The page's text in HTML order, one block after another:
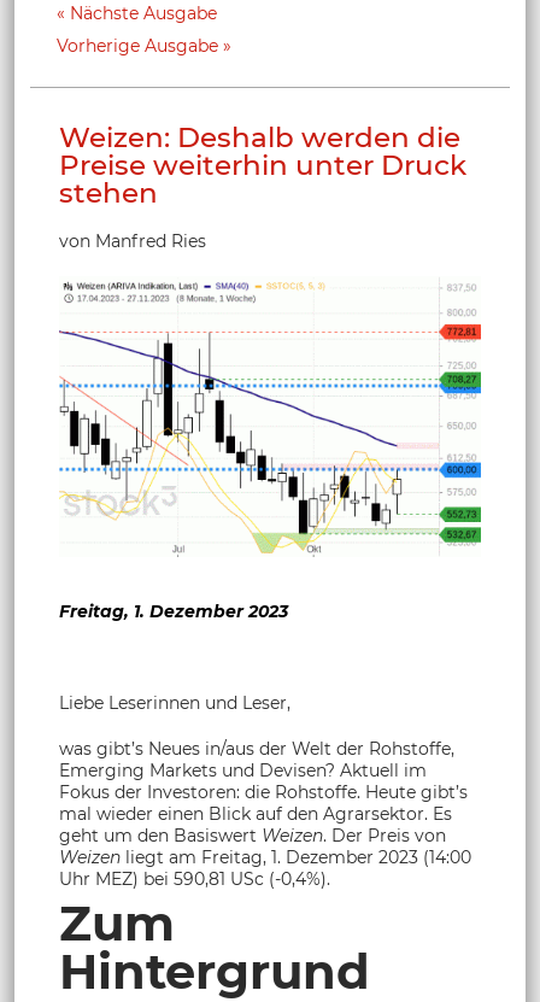
Nächste Ausgabe
Vorherige Ausgabe
Weizen: Deshalb werden die
Preise weiterhin unter Druck
stehen
von Manfred Ries
Freitag, 1. Dezember 2023
Liebe Leserinnen und Leser,
was gibt’s Neues in/aus der Welt der Rohstoffe,
Emerging Markets und Devisen? Aktuell im
Fokus der Investoren: die Rohstoffe. Heute gibt’s
mal wieder einen Blick auf den Agrarsektor. Es
geht um den Basiswert Weizen. Der Preis von
Weizen liegt am Freitag, 1. Dezember 2023 (14:00
Uhr MEZ) bei 590,81 USc (-0,4%).
Zum
Hintergrund